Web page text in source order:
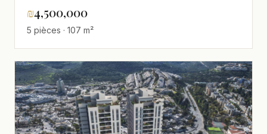
₪4,500,000
5 pièces · 107 m²